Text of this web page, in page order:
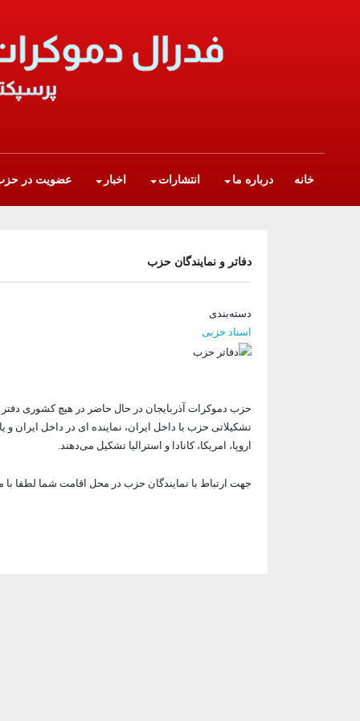
خانه درباره ما انتشارات اخبار عضویت در
دفاتر و نمایندگان حزب
دسته‌بندی
اسناد حزبی
حزب دموکرات آذربایجان در حال حاضر در هیچ کشوری دفتر
تشکیلاتی حزب با داخل ایران، نماینده ای در داخل
اروپا، امریکا، کانادا و استرالیا تشکیل می‌دهند.
جهت ارتباط با نمایندگان حزب در محل اقامت شما لطفا